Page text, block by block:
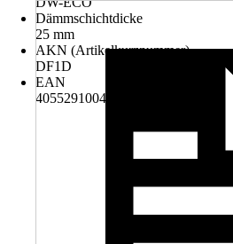
Dämmschichtdicke
25 mm
AKN (Artikelkurznummer)
DF1D
EAN
4055291004509